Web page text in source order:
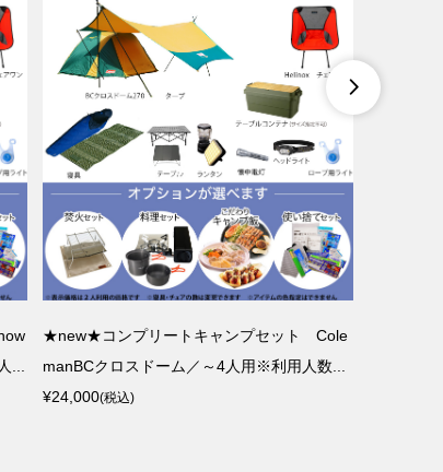
...
★new★コンプリートキャンプセット Cole
manBCクロスドーム／～4人用※利用人数...
¥24,000(税込)
